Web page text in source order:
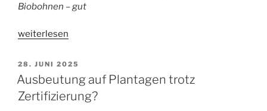
Biobohnen – gut
„Das
der
Coffee-
Shops
2026“
weiterlesen
VERÖFFENTLICHT
AM
28. JUNI 2025
Ausbeutung auf Plantagen trotz
Zertifizierung?